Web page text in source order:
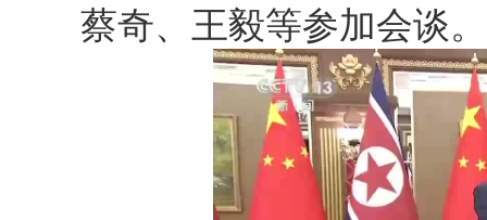
蔡奇、王毅等参加会谈。